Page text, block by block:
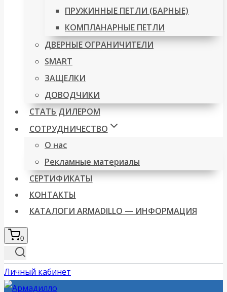
ПРУЖИННЫЕ ПЕТЛИ (БАРНЫЕ)
КОМПЛАНАРНЫЕ ПЕТЛИ
ДВЕРНЫЕ ОГРАНИЧИТЕЛИ
SMART
ЗАЩЕЛКИ
ДОВОДЧИКИ
СТАТЬ ДИЛЕРОМ
СОТРУДНИЧЕСТВО
О нас
Рекламные материалы
СЕРТИФИКАТЫ
КОНТАКТЫ
КАТАЛОГИ ARMADILLO — ИНФОРМАЦИЯ
0
Личный кабинет